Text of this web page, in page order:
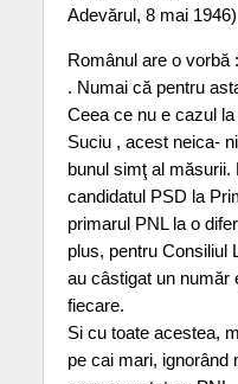
Adevărul, 8 mai 1946)
Românul are o vorbă
. Numai că pentru
Ceea ce nu e cazul
Suciu , acest neica-
bunul simţ al măsurii.
candidatul PSD la
primarul PNL la o
plus, pentru Consiliul
au câstigat un număr
fiecare.
Si cu toate acestea,
pe cai mari, ignorând